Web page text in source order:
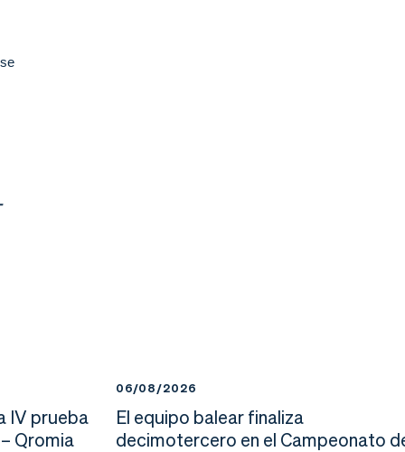
IV prueba
Qromia
06/08/2026
El equipo balear finaliza
decimotercero en el Campeonato